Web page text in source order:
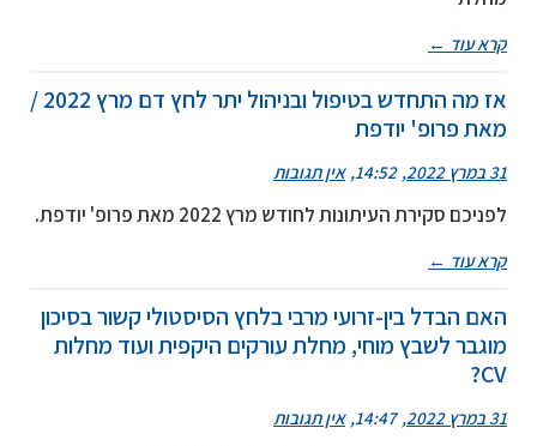
קרא עוד ←
אז מה התחדש בטיפול ובניהול יתר לחץ דם מרץ 2022 /
מאת פרופ' יודפת
31 במרץ 2022 14:52 אין תגובות
לפניכם סקירת העיתונות לחודש מרץ 2022 מאת פרופ' יודפת.
קרא עוד ←
האם הבדל בין-זרועי מרבי בלחץ הסיסטולי קשור בסיכון
מוגבר לשבץ מוחי, מחלת עורקים היקפית ועוד מחלות
CV?
31 במרץ 2022 14:47 אין תגובות